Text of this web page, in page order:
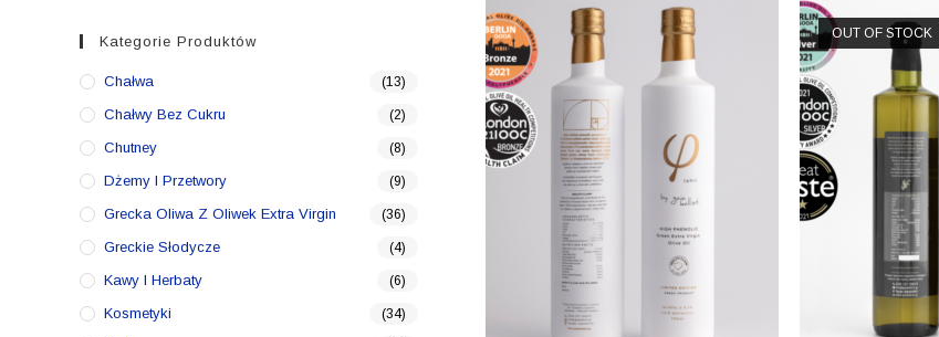
OUT OF STOCK
Kategorie Produktów
Chałwa (13)
Chałwy Bez Cukru (2)
Chutney (8)
Dżemy I Przetwory (9)
Grecka Oliwa Z Oliwek Extra Virgin (36)
Greckie Słodycze (4)
Kawy I Herbaty (6)
Kosmetyki (34)